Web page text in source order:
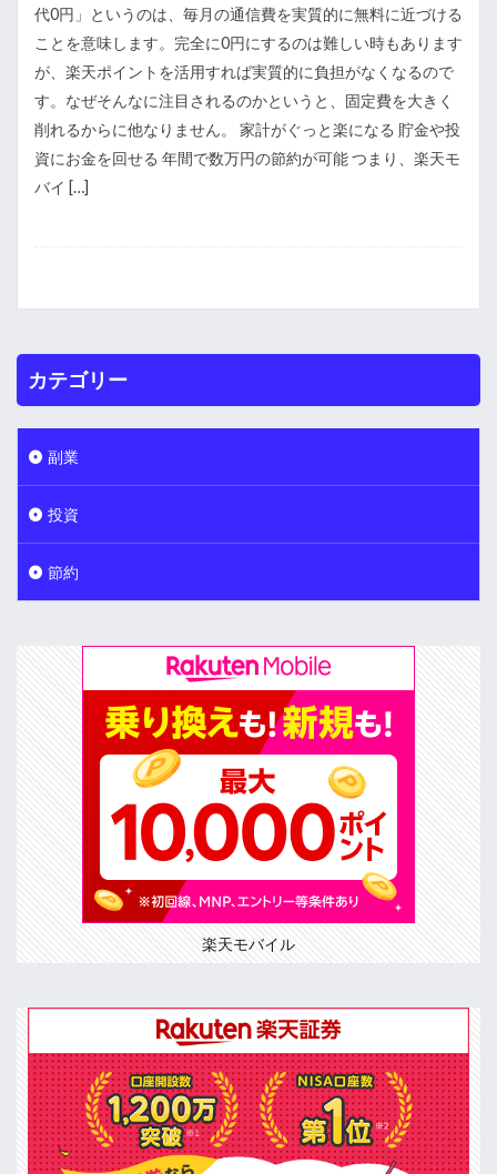
代0円」というのは、毎月の通信費を実質的に無料に近づける
ことを意味します。完全に0円にするのは難しい時もあります
が、楽天ポイントを活用すれば実質的に負担がなくなるので
す。なぜそんなに注目されるのかというと、固定費を大きく
削れるからに他なりません。 家計がぐっと楽になる 貯金や投
資にお金を回せる 年間で数万円の節約が可能 つまり、楽天モ
バイ […]
カテゴリー
副業
投資
節約
楽天モバイル